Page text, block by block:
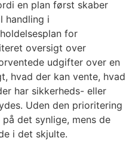
en plan først skaber
handling i
for
oversigt over
udgifter over en
hvad der kan vente, hvad
har sikkerheds- eller
Uden den prioritering
det synlige, mens de
i det skjulte.